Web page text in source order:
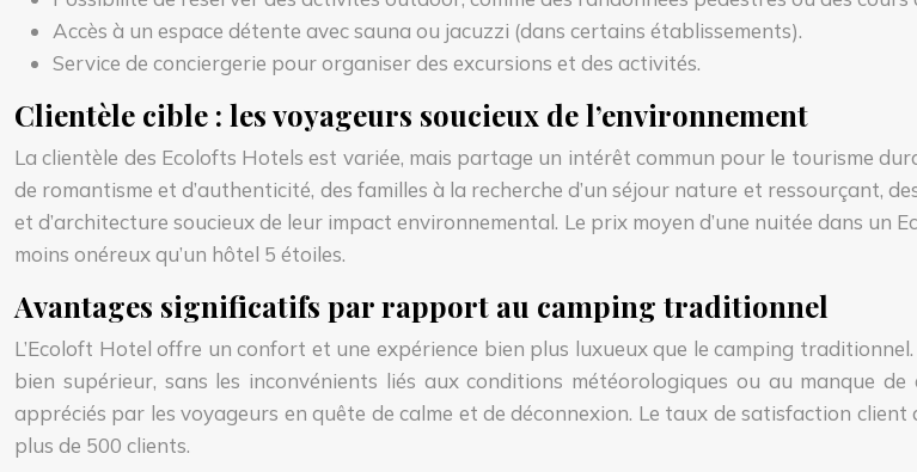
Accès à un espace détente avec sauna ou jacuzzi (dans certains établissements).
Service de conciergerie pour organiser des excursions et des activités.
Clientèle cible : les voyageurs soucieux de l’environnement
La clientèle des Ecolofts Hotels est variée, mais partage un intérêt commun pour le tourisme
de romantisme et d’authenticité, des familles à la recherche d’un séjour nature et ressourçant,
et d’architecture soucieux de leur impact environnemental. Le prix moyen d’une nuitée dans un
moins onéreux qu’un hôtel 5 étoiles.
Avantages significatifs par rapport au camping traditionnel
L’Ecoloft Hotel offre un confort et une expérience bien plus luxueux que le camping
bien supérieur, sans les inconvénients liés aux conditions météorologiques ou au manque
appréciés par les voyageurs en quête de calme et de déconnexion. Le taux de satisfaction
plus de 500 clients.